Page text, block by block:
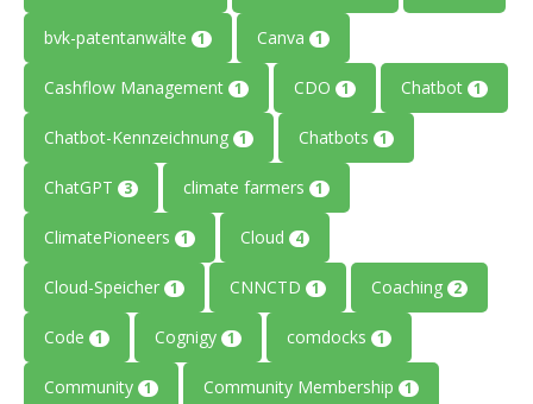
bvk-patentanwälte 1 Canva 1
Cashflow Management 1 CDO 1 Chatbot 1
Chatbot-Kennzeichnung 1 Chatbots 1
ChatGPT 3 climate farmers 1
ClimatePioneers 1 Cloud 4
Cloud-Speicher 1 CNNCTD 1 Coaching 2
Code 1 Cognigy 1 comdocks 1
Community 1 Community Membership 1